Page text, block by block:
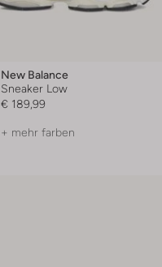
New Balance
Sneaker Low
€ 189,99
+ mehr farben